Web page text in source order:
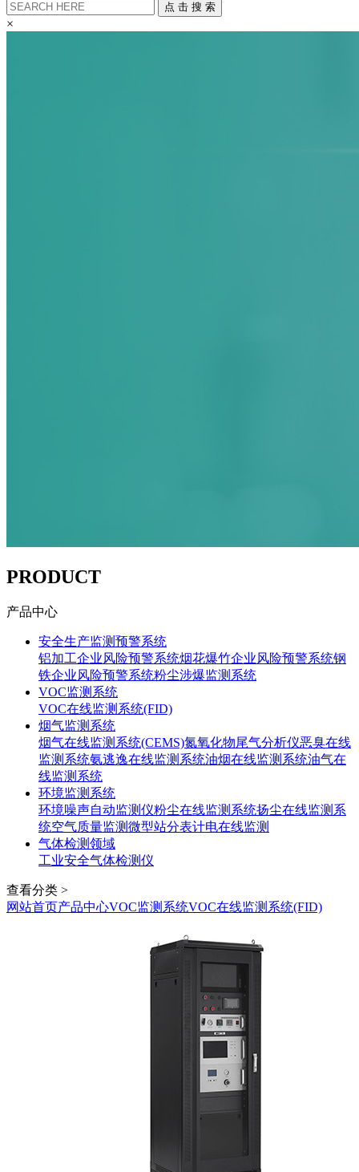
点 击 搜 索
×
PRODUCT
产品中心
安全生产监测预警系统
铝加工企业风险预警系统烟花爆竹企业风险预警系统钢
铁企业风险预警系统粉尘涉爆监测系统
VOC监测系统
VOC在线监测系统(FID)
烟气监测系统
烟气在线监测系统(CEMS)氮氧化物尾气分析仪恶臭在线
监测系统氨逃逸在线监测系统油烟在线监测系统油气在
线监测系统
环境监测系统
环境噪声自动监测仪粉尘在线监测系统扬尘在线监测系
统空气质量监测微型站分表计电在线监测
气体检测领域
工业安全气体检测仪
查看分类 >
网站首页产品中心VOC监测系统VOC在线监测系统(FID)